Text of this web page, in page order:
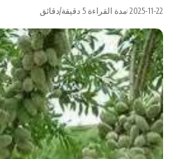
2025-11-22 مدة القراءة 5 دقيقة/دقائق